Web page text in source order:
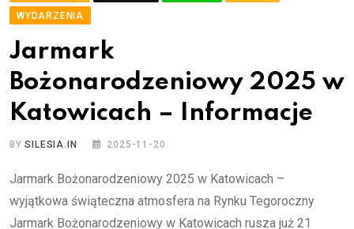
WYDARZENIA
Jarmark
Bożonarodzeniowy 2025 w
Katowicach – Informacje
BYSILESIA.IN 2025-11-20
Jarmark Bożonarodzeniowy 2025 w Katowicach –
wyjątkowa świąteczna atmosfera na Rynku Tegoroczny
Jarmark Bożonarodzeniowy w Katowicach rusza już 21